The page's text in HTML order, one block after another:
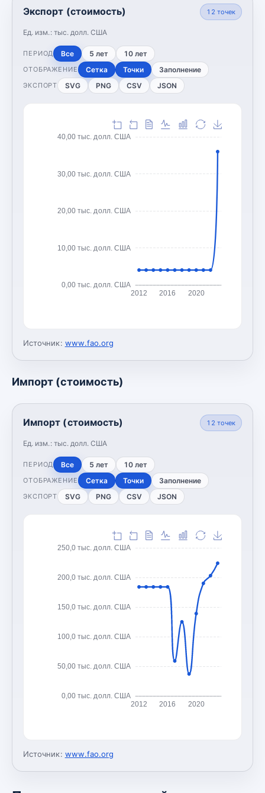
Экспорт (стоимость)
Ед. изм.: тыс. долл. США
12 точек
ПЕРИОД Все 5 лет 10 лет
ОТОБРАЖЕНИЕ Сетка Точки Заполнение
ЭКСПОРТ SVG PNG CSV JSON
0,00 тыс. долл. США
10,00 тыс. долл. США
20,00 тыс. долл. США
30,00 тыс. долл. США
40,00 тыс. долл. США
2012 2016 2020
Источник: www.fao.org
Импорт (стоимость)
Импорт (стоимость)
Ед. изм.: тыс. долл. США
12 точек
ПЕРИОД Все 5 лет 10 лет
ОТОБРАЖЕНИЕ Сетка Точки Заполнение
ЭКСПОРТ SVG PNG CSV JSON
0,00 тыс. долл. США
50,00 тыс. долл. США
100,0 тыс. долл. США
150,0 тыс. долл. США
200,0 тыс. долл. США
250,0 тыс. долл. США
2012 2016 2020
Источник: www.fao.org